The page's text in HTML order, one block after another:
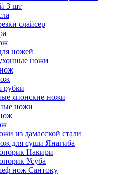
3 шт
слайсер
ножей
ножи
рубки
японские ножи
ножи
из дамасской стали
для суши Янагиба
Накири
Усуба
нож Сантоку